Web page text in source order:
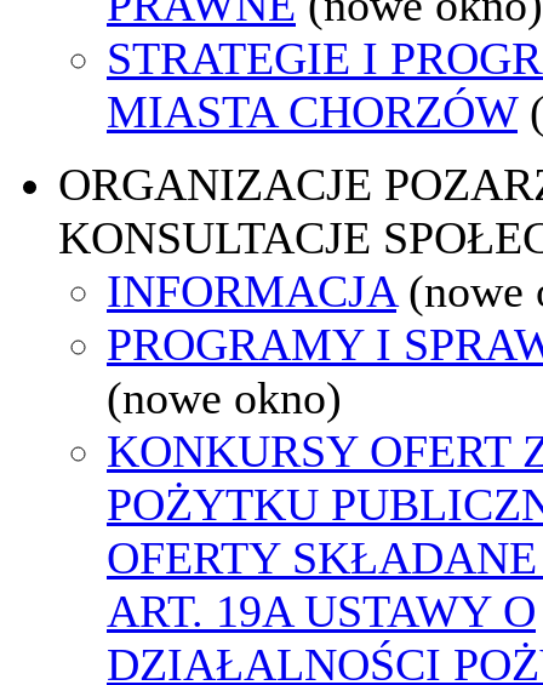
STRATEGIE I
MIASTA CHORZÓW
ORGANIZACJE
KONSULTACJE
INFORMACJA (nowe
PROGRAMY I
(nowe okno)
KONKURSY OFERT
POŻYTKU
OFERTY
ART. 19A USTAWY O
DZIAŁALNOŚCI